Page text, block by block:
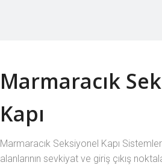
Marmaracık
Kapı
Marmaracık Seksiyonel Kapı
alanlarının sevkiyat ve giriş çıkış